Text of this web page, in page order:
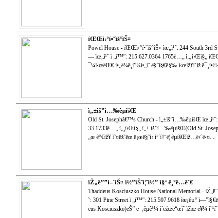
íŒŒì›°í•˜ìš°ìŠ¤
Powel House - íŒŒì›°í•˜ìš°ìŠ¤ ìœ„ì¹˜: 244 South 3rd
— ìœ„ì¹˜ ì „í™”: 215.627.0364 1765ë…„ ì„¸ì›Œì§„
¯¼ì‹œëŒ€ í•„ë¼ë¸í”¼ì•„ì˜ ë§ˆì§€ë§‰ ì‹œìž¥ì´ìž
ì„±ìš”ì…‰êµíšŒ
Old St. Josephâ€™s Church - ì„±ìš”ì…‰êµíšŒ
33 1733ë…„ ì„¸ì›Œì§„ ì„± ìš”ì…‰êµíšŒ(Old St.
„œ ê°€ìž¥ ì˜¤ëž˜ëœ ë¡œë§ˆì‹ ì¹´í†¨ë¦­ êµíšŒìž…ë‹ˆë‹¤. ..
ìŽ„ë””ì–´ìŠ¤ ì½”ìŠˆì¦ˆì½” ì§‘ ê¸°ë…ê´€
Thaddeus Kosciuszko House National Memorial -
˜: 301 Pine Street ì „í™”: 215.597.9618 ìœ¡êµ°
eus Kosciuszko)ëŠ” ë¯¸êµ­ê³¼ í´ëžœë“œì˜ ìžìœ ë¥¼